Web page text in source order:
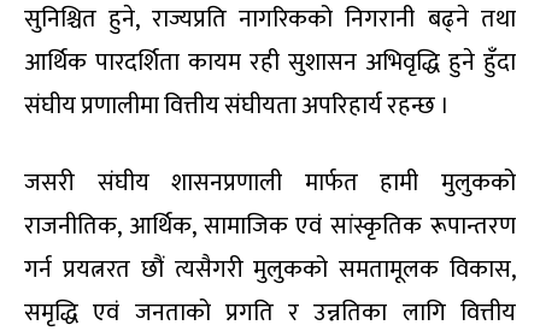
सुनिश्चित हुने, राज्यप्रति नागरिकको निगरानी बढ्ने तथा
आर्थिक पारदर्शिता कायम रही सुशासन अभिवृद्धि हुने हुँदा
संघीय प्रणालीमा वित्तीय संघीयता अपरिहार्य रहन्छ ।
जसरी संघीय शासनप्रणाली मार्फत हामी मुलुकको
राजनीतिक, आर्थिक, सामाजिक एवं सांस्कृतिक रूपान्तरण
गर्न प्रयत्नरत छौं त्यसैगरी मुलुकको समतामूलक विकास,
समृद्धि एवं जनताको प्रगति र उन्नतिका लागि वित्तीय